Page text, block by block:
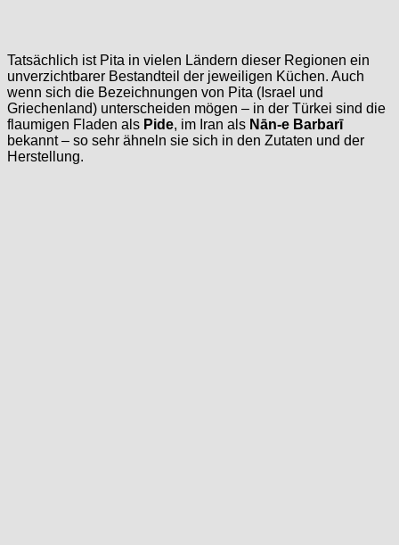
Tatsächlich ist Pita in vielen Ländern dieser Regionen ein
unverzichtbarer Bestandteil der jeweiligen Küchen. Auch
wenn sich die Bezeichnungen von Pita (Israel und
Griechenland) unterscheiden mögen – in der Türkei sind die
flaumigen Fladen als Pide, im Iran als Nān-e Barbarī
bekannt – so sehr ähneln sie sich in den Zutaten und der
Herstellung.